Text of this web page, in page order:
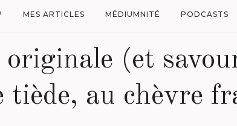
MES ARTICLES MÉDIUMNITÉ PODCASTS
(et
tiède, au chèvre